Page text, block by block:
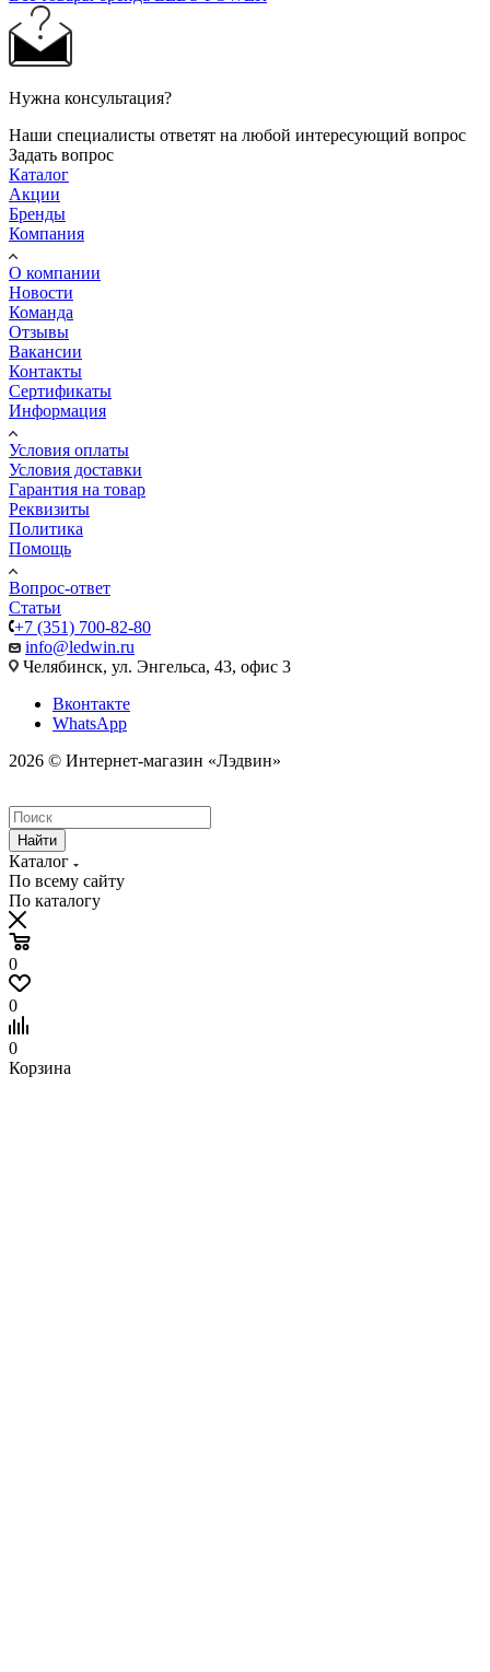
Нужна консультация?
Наши специалисты ответят на любой интересующий вопрос
Задать вопрос
Каталог
Акции
Бренды
Компания
О компании
Новости
Команда
Отзывы
Вакансии
Контакты
Сертификаты
Информация
Условия оплаты
Условия доставки
Гарантия на товар
Реквизиты
Политика
Помощь
Вопрос-ответ
Статьи
+7 (351) 700-82-80
info@ledwin.ru
Челябинск, ул. Энгельса, 43, офис 3
Вконтакте
WhatsApp
2026 © Интернет-магазин «Лэдвин»
Найти
Каталог
По всему сайту
По каталогу
0
0
0
Корзина